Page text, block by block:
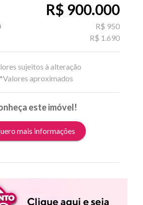
R$ 900.000
R$ 950
R$ 1.690
sujeitos à alteração
aproximados
este imóvel!
mais informações